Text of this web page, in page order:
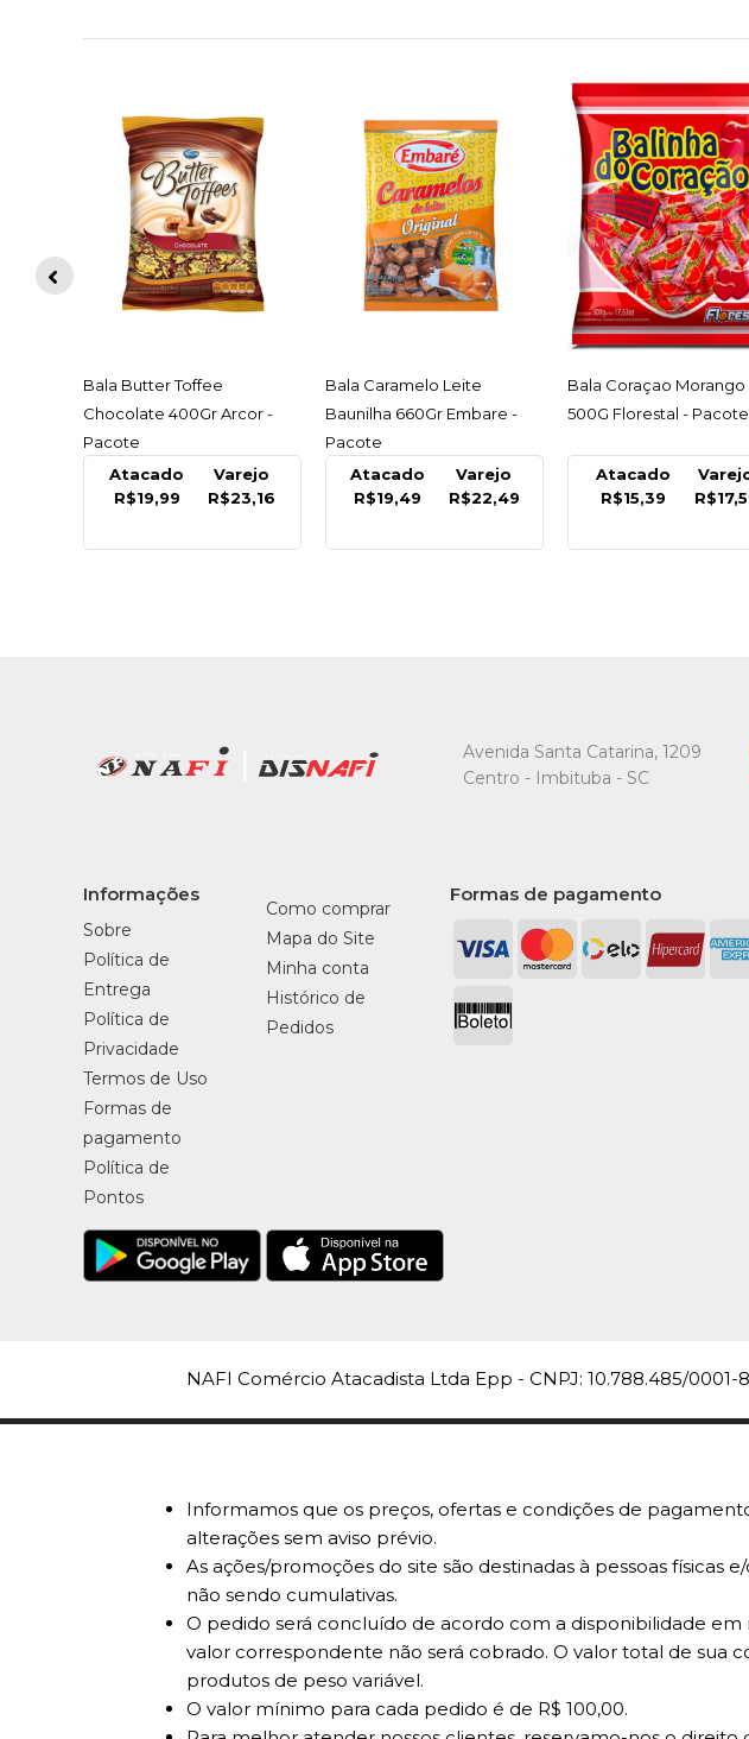
ACESSAR
Bala Butter Toffee
Chocolate 400Gr Arcor -
Pacote
Atacado
R$19,99
Varejo
R$23,16
ACESSAR
Bala Caramelo Leite
Baunilha 660Gr Embare -
Pacote
Atacado
R$19,49
Varejo
R$22,49
ACESSAR
Bala Coraçao Morango
500G Florestal - Pacote
Atacado
R$15,39
Avenida Santa Catarina, 1209
Centro - Imbituba - SC
Informações
Sobre
Política de
Entrega
Política de
Privacidade
Termos de Uso
Formas de
pagamento
Política de
Pontos
Como comprar
Mapa do Site
Minha conta
Histórico de
Pedidos
Formas de pagamento
NAFI Comércio Atacadista Ltda Epp - CNPJ: 10.788.485/0001-
Informamos que os preços, ofertas e condições de
alterações sem aviso prévio.
As ações/promoções do site são destinadas à pessoas físicas
não sendo cumulativas.
O pedido será concluído de acordo com a disponibilidade
valor correspondente não será cobrado. O valor total de sua
produtos de peso variável.
O valor mínimo para cada pedido é de R$ 100,00.